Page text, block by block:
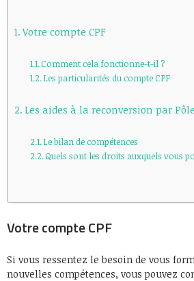
Votre compte CPF
Comment cela fonctionne-t-il ?
Les particularités du compte CPF
Les aides à la reconversion par
Le bilan de compétences
Quels sont les droits auxquels vous
Votre compte CPF
Si vous ressentez le besoin de vous
nouvelles compétences, vous pouvez